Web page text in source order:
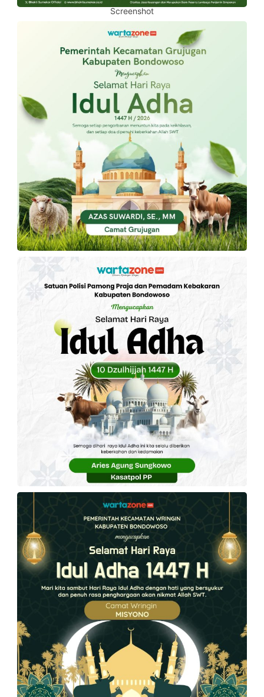
Screenshot